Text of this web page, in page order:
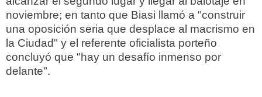
noviembre; en tanto que Biasi llamó a "construir
una oposición seria que desplace al macrismo en
la Ciudad" y el referente oficialista porteño
concluyó que "hay un desafío inmenso por
delante".